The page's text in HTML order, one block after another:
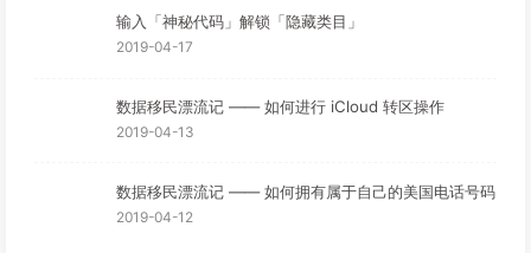
输入「神秘代码」解锁「隐藏类目」
2019-04-17
数据移民漂流记 —— 如何进行 iCloud 转区操作
2019-04-13
数据移民漂流记 —— 如何拥有属于自己的美国电话号码
2019-04-12